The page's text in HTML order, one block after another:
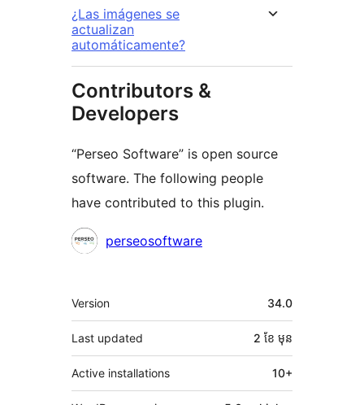
¿Las imágenes se
actualizan
automáticamente?
Contributors &
Developers
“Perseo Software” is open source
software. The following people
have contributed to this plugin.
Contributors
perseosoftware
មេតា
Version 34.0
Last updated 2 ខែ មុន
Active installations 10+